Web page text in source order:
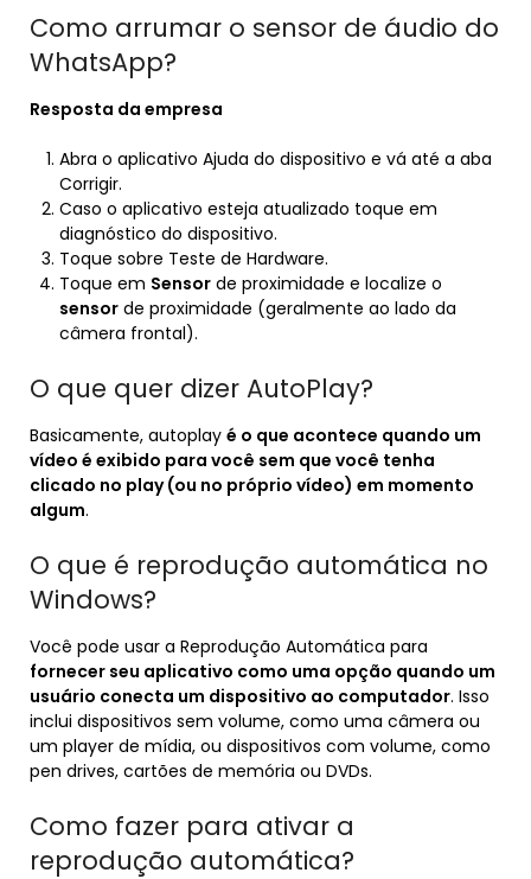
Como arrumar o sensor de áudio do
WhatsApp?
Resposta da empresa
Abra o aplicativo Ajuda do dispositivo e vá até a aba
Corrigir.
Caso o aplicativo esteja atualizado toque em
diagnóstico do dispositivo.
Toque sobre Teste de Hardware.
Toque em Sensor de proximidade e localize o
sensor de proximidade (geralmente ao lado da
câmera frontal).
O que quer dizer AutoPlay?
Basicamente, autoplay é o que acontece quando um
vídeo é exibido para você sem que você tenha
clicado no play (ou no próprio vídeo) em momento
algum.
O que é reprodução automática no
Windows?
Você pode usar a Reprodução Automática para
fornecer seu aplicativo como uma opção quando um
usuário conecta um dispositivo ao computador. Isso
inclui dispositivos sem volume, como uma câmera ou
um player de mídia, ou dispositivos com volume, como
pen drives, cartões de memória ou DVDs.
Como fazer para ativar a
reprodução automática?